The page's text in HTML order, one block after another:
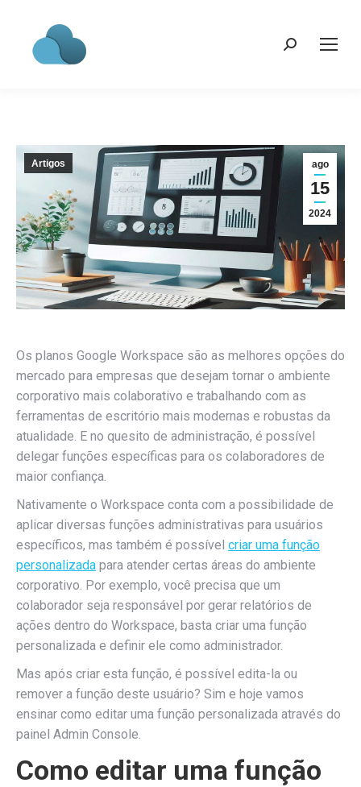
Search:
ago
15
2024
Artigos
Os planos Google Workspace são as melhores opções do
mercado para empresas que desejam tornar o ambiente
corporativo mais colaborativo e trabalhando com as
ferramentas de escritório mais modernas e robustas da
atualidade. E no quesito de administração, é possível
delegar funções específicas para os colaboradores de
maior confiança.
Nativamente o Workspace conta com a possibilidade de
aplicar diversas funções administrativas para usuários
específicos, mas também é possível criar uma função
personalizada para atender certas áreas do ambiente
corporativo. Por exemplo, você precisa que um
colaborador seja responsável por gerar relatórios de
ações dentro do Workspace, basta criar uma função
personalizada e definir ele como administrador.
Mas após criar esta função, é possível edita-la ou
remover a função deste usuário? Sim e hoje vamos
ensinar como editar uma função personalizada através do
painel Admin Console.
Como editar uma função